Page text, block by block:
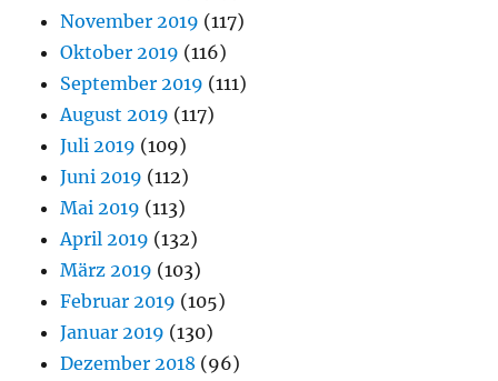
November 2019 (117)
Oktober 2019 (116)
September 2019 (111)
August 2019 (117)
Juli 2019 (109)
Juni 2019 (112)
Mai 2019 (113)
April 2019 (132)
März 2019 (103)
Februar 2019 (105)
Januar 2019 (130)
Dezember 2018 (96)